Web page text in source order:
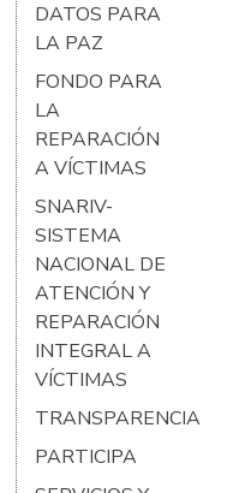
DATOS PARA
LA PAZ
FONDO PARA
LA
REPARACIÓN
A VÍCTIMAS
SNARIV-
SISTEMA
NACIONAL DE
ATENCIÓN Y
REPARACIÓN
INTEGRAL A
VÍCTIMAS
TRANSPARENCIA
PARTICIPA